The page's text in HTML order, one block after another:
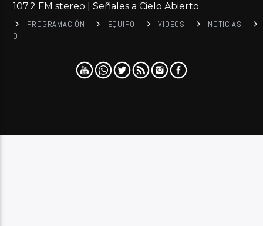
107.2 FM stereo | Señales a Cielo Abierto
PROGRAMACIÓN EQUIPO VIDEOS
NOTICIAS
0